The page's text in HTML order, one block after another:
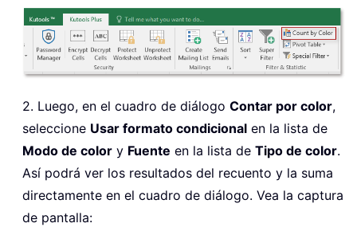
2. Luego, en el cuadro de diálogo Contar por color,
seleccione Usar formato condicional en la lista de
Modo de color y Fuente en la lista de Tipo de color.
Así podrá ver los resultados del recuento y la suma
directamente en el cuadro de diálogo. Vea la captura
de pantalla: